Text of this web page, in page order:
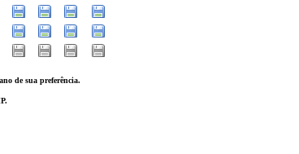
de sua preferência.